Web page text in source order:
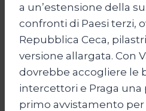
a un’estensione della
confronti di Paesi terzi,
Repubblica Ceca,
versione allargata. Con
dovrebbe accogliere le
intercettori e Praga una
primo avvistamento